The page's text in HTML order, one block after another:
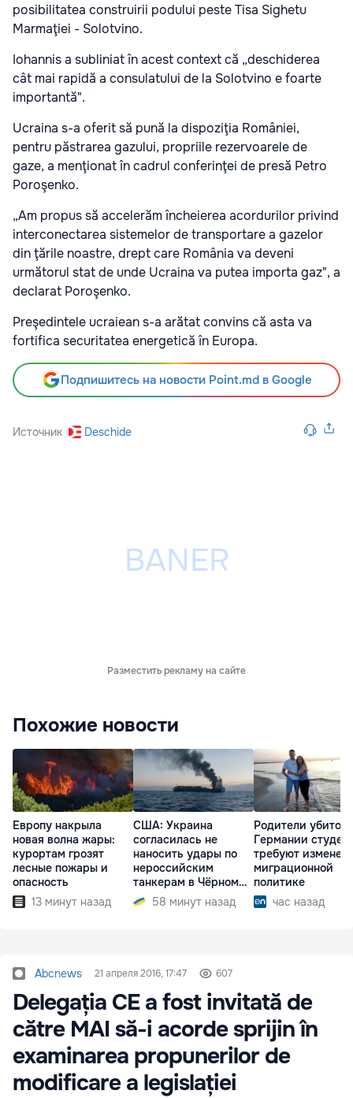
posibilitatea construirii podului peste Tisa Sighetu
Marmaţiei - Solotvino.
Iohannis a subliniat în acest context că „deschiderea
cât mai rapidă a consulatului de la Solotvino e foarte
importantă".
Ucraina s-a oferit să pună la dispoziţia României,
pentru păstrarea gazului, propriile rezervoarele de
gaze, a menţionat în cadrul conferinţei de presă Petro
Poroşenko.
„Am propus să accelerăm încheierea acordurilor privind
interconectarea sistemelor de transportare a gazelor
din ţările noastre, drept care România va deveni
următorul stat de unde Ucraina va putea importa gaz", a
declarat Poroşenko.
Preşedintele ucraiean s-a arătat convins că asta va
fortifica securitatea energetică în Europa.
Подпишитесь на новости Point.md в Google
Источник Deschide
Разместить рекламу на сайте
Похожие новости
Европу накрыла
новая волна жары:
курортам грозят
лесные пожары и
опасность
13 минут назад
США: Украина
согласилась не
наносить удары по
нероссийским
танкерам в Чёрном
море58 минут назад
Родители
Германии
требуют
миграционной
политике
час назад
Abcnews 21 апреля 2016, 17:47 607
Delegația CE a fost invitată de
către MAI să-i acorde sprijin în
examinarea propunerilor de
modificare a legislației